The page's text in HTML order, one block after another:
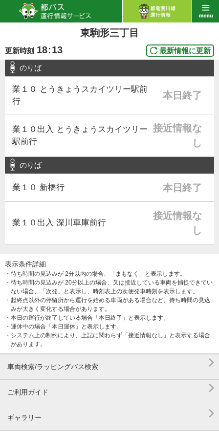
東駒形三丁目
更新時刻 18:13 最新情報に更新
のりば
業１０ とうきょうスカイツリー駅前
行
本日終了
業１０出入 とうきょうスカイツリー
駅前行
接近情報な
し
のりば
業１０ 新橋行 本日終了
業１０出入 深川車庫前行
接近情報な
し
表示条件詳細
・待ち時間の見込みが 2分以内の場合、「まもなく」と表示します。
・待ち時間の見込みが 20分以上の場合、又は接近している車両を捕捉できてい
ない場合、「次発」と表示し、時刻表上の次便発車時刻を表示します。
・起終点以外の停留所から運行を始める車両がある場合など、待ち時間の見込
みが大きく変化する場合があります。
・本日の運行が終了している場合「本日終了」と表示します。
・運休中の場合「本日運休」と表示します。
・システム上の制約により、上記に関わらず「接近情報なし」と表示する場合
があります。
車両検索/ラッピングバス検索 
ご利用ガイド 
ギャラリー 